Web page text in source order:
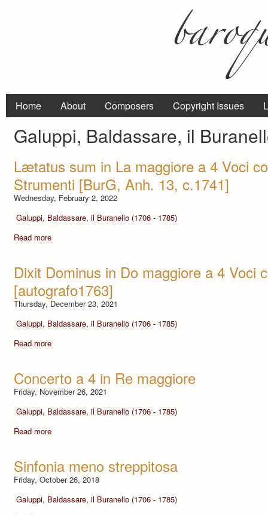
Home About Composers Copyright Issues
Galuppi, Baldassare, il
Lætatus sum in La maggiore a 4 Voci
Strumenti [BurG, Anh. 13, c.1741]
Wednesday, February 2, 2022
Galuppi, Baldassare, il Buranello (1706 - 1785)
Read more
Dixit Dominus in Do maggiore a 4 Voci
[autografo1763]
Thursday, December 23, 2021
Galuppi, Baldassare, il Buranello (1706 - 1785)
Read more
Concerto a 4 in Re maggiore
Friday, November 26, 2021
Galuppi, Baldassare, il Buranello (1706 - 1785)
Read more
Sinfonia meno streppitosa
Friday, October 26, 2018
Galuppi, Baldassare, il Buranello (1706 - 1785)